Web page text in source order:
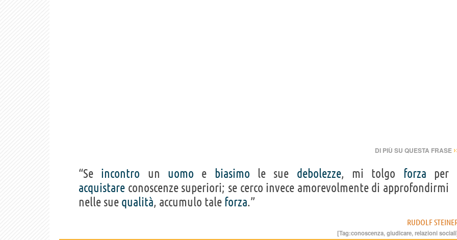
DI PIÙ SU QUESTA FRASE
“Se incontro un uomo e biasimo le sue debolezze, mi tolgo forza per
acquistare conoscenze superiori; se cerco invece amorevolmente di approfondirmi
nelle sue qualità, accumulo tale forza.”
RUDOLF
[Tag:conoscenza,giudicare,relazioni sociali